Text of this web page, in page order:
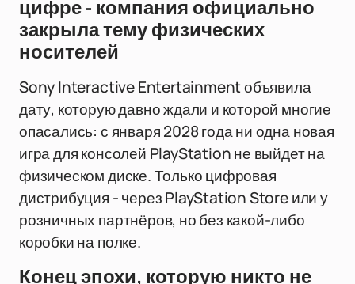
цифре - компания официально
закрыла тему физических
носителей
Sony Interactive Entertainment объявила
дату, которую давно ждали и которой многие
опасались: с января 2028 года ни одна новая
игра для консолей PlayStation не выйдет на
физическом диске. Только цифровая
дистрибуция - через PlayStation Store или у
розничных партнёров, но без какой-либо
коробки на полке.
Конец эпохи, которую никто не